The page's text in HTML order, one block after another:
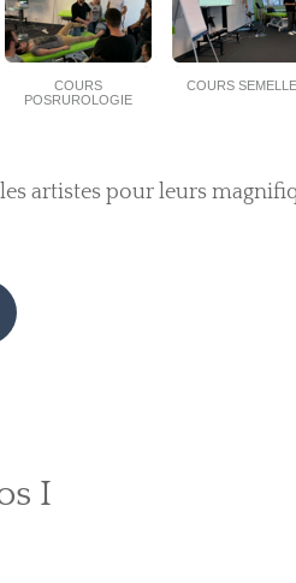
COURS
POSRUROLOGIE
COURS
artistes pour leurs
I